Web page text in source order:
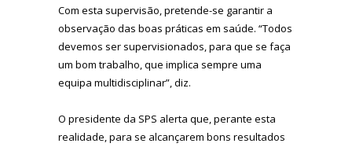
Com esta supervisão, pretende-se garantir a
observação das boas práticas em saúde. “Todos
devemos ser supervisionados, para que se faça
um bom trabalho, que implica sempre uma
equipa multidisciplinar”, diz.
O presidente da SPS alerta que, perante esta
realidade, para se alcançarem bons resultados